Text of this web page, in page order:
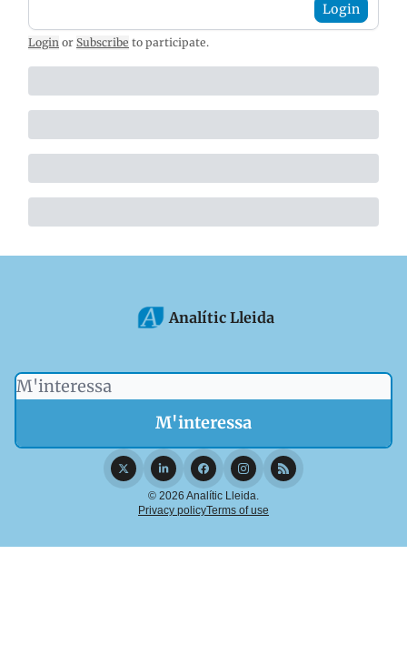
Login
Login or Subscribe to participate.
Analític Lleida
© 2026 Analític Lleida.
Privacy policyTerms of use